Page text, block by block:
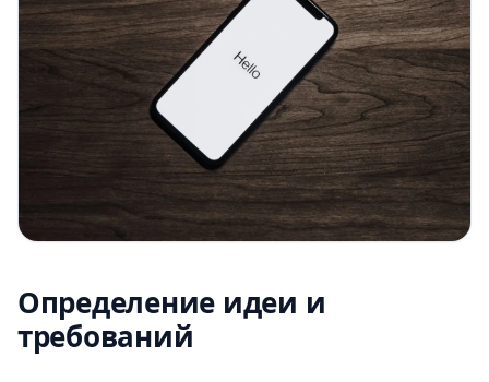
Определение идеи и
требований